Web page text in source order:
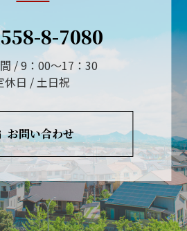
8-7080
/ 9：00～17：30
休日 / 土日祝
お問い合わせ